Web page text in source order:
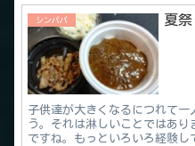
シンパパ 夏祭
子供達が大きくなるにつれて一
う。それは淋しいことではあ
ですね。もっといろいろ経験し